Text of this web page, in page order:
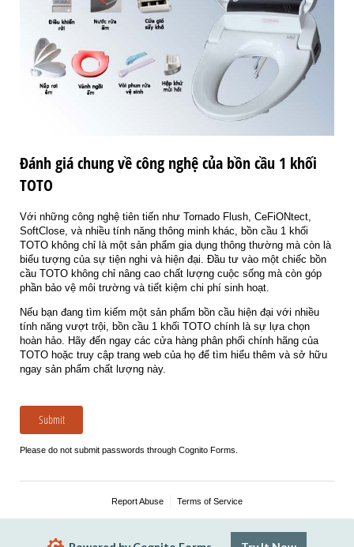
Đánh giá chung về công nghệ của bồn cầu 1 khối
TOTO
Với những công nghệ tiên tiến như Tornado Flush, CeFiONtect,
SoftClose, và nhiều tính năng thông minh khác, bồn cầu 1 khối
TOTO không chỉ là một sản phẩm gia dụng thông thường mà còn là
biểu tượng của sự tiện nghi và hiện đại. Đầu tư vào một chiếc bồn
cầu TOTO không chỉ nâng cao chất lượng cuộc sống mà còn góp
phần bảo vệ môi trường và tiết kiệm chi phí sinh hoạt.
Nếu bạn đang tìm kiếm một sản phẩm bồn cầu hiện đại với nhiều
tính năng vượt trội, bồn cầu 1 khối TOTO chính là sự lựa chọn
hoàn hảo. Hãy đến ngay các cửa hàng phân phối chính hãng của
TOTO hoặc truy cập trang web của họ để tìm hiểu thêm và sở hữu
ngay sản phẩm chất lượng này.
Submit
Please do not submit passwords through Cognito Forms.
Report Abuse Terms of Service